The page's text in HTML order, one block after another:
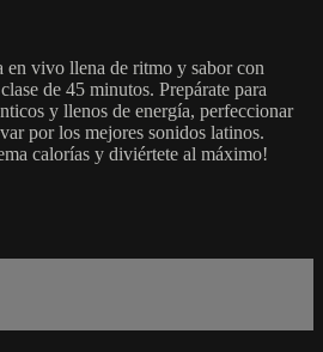
en vivo llena de ritmo y sabor con
de 45 minutos. Prepárate para
y llenos de energía, perfeccionar
por los mejores sonidos latinos.
calorías y diviértete al máximo!